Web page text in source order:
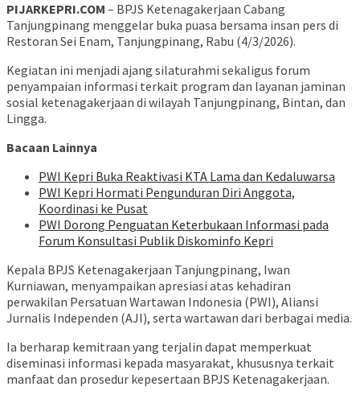
PIJARKEPRI.COM – BPJS Ketenagakerjaan Cabang
Tanjungpinang menggelar buka puasa bersama insan pers di
Restoran Sei Enam, Tanjungpinang, Rabu (4/3/2026).
Kegiatan ini menjadi ajang silaturahmi sekaligus forum
penyampaian informasi terkait program dan layanan jaminan
sosial ketenagakerjaan di wilayah Tanjungpinang, Bintan, dan
Lingga.
Bacaan Lainnya
PWI Kepri Buka Reaktivasi KTA Lama dan Kedaluwarsa
PWI Kepri Hormati Pengunduran Diri Anggota,
Koordinasi ke Pusat
PWI Dorong Penguatan Keterbukaan Informasi pada
Forum Konsultasi Publik Diskominfo Kepri
Kepala BPJS Ketenagakerjaan Tanjungpinang, Iwan
Kurniawan, menyampaikan apresiasi atas kehadiran
perwakilan Persatuan Wartawan Indonesia (PWI), Aliansi
Jurnalis Independen (AJI), serta wartawan dari berbagai media.
Ia berharap kemitraan yang terjalin dapat memperkuat
diseminasi informasi kepada masyarakat, khususnya terkait
manfaat dan prosedur kepesertaan BPJS Ketenagakerjaan.